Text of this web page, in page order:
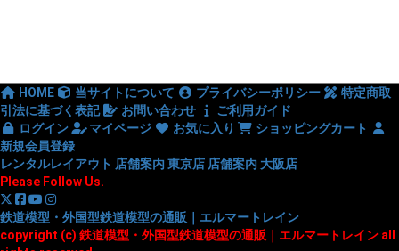
HOME 当サイトについて プライバシーポリシー
特定商取
引法に基づく表記
お問い合わせ
ご利用ガイド
ログイン
マイページ お気に入り
ショッピングカート
新規会員登録
レンタルレイアウト 店舗案内 東京店 店舗案内 大阪店
Please Follow Us.
鉄道模型・外国型鉄道模型の通販｜エルマートレイン
copyright (c) 鉄道模型・外国型鉄道模型の通販｜エルマートレイン all